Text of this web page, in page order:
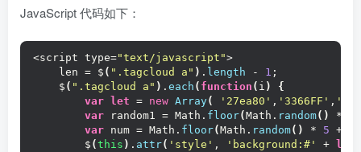
JavaScript 代码如下：
<script type="text/javascript">
    len = $
( ".tagcloud a" ) . length - 1 ;
    $
( ".tagcloud a" ) . each ( function ( i )
{
var
let = new Array( '27ea80' , '3366FF' ,
var random1 = Math. floor(Math. random( ) *
var num = Math. floor(Math. random( ) * 5 +
        $
(this ) . attr( 'style' , 'background:#' + let